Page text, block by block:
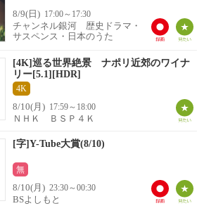
8/9(日) 17:00～17:30
チャンネル銀河 歴史ドラマ・
サスペンス・日本のうた
[4K]巡る世界絶景 ナポリ近郊のワイナ
リー[5.1][HDR]
4K
8/10(月) 17:59～18:00
ＮＨＫ ＢＳＰ４Ｋ
[字]Y-Tube大賞(8/10)
無
8/10(月) 23:30～00:30
BSよしもと